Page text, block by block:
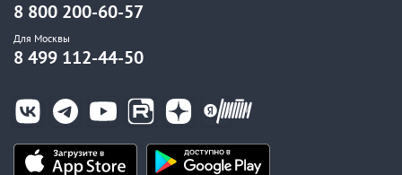
8 800 200-60-57
Для Москвы
8 499 112-44-50